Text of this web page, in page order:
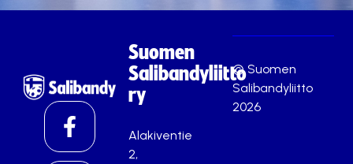
Suomen
Salibandyliitto
ry
Alakiventie
2,
© Suomen
Salibandyliitto
2026